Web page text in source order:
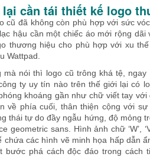
lại cần tái thiết kế logo
cũ đã không còn phù hợp với sức
hậu cần một chiếc áo mới rộng
thương hiệu cho phù hợp với xu
Wattpad.
mà nói thì logo cũ trông khá tệ,
ty uy tín nào trên thế giới lại có
khoáng gần như chữ viết tay
về phía cuối, thân thiện cộng với
thái tự do đầy ngẫu hứng, độ mỏng
geometric sans. Hình ảnh chữ
chứa các hình vẽ minh họa hấp dẫn
bước phá cách độc đáo trong cách